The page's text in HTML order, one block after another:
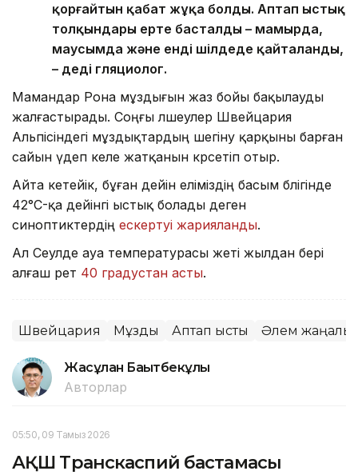
қорғайтын қабат жұқа болды. Аптап ыстық
толқындары ерте басталды – мамырда,
маусымда және енді шілдеде қайталанды,
– деді гляциолог.
Мамандар Рона мұздығын жаз бойы бақылауды
жалғастырады. Соңғы өлшеулер Швейцария
Альпісіндегі мұздықтардың шегіну қарқыны барған
сайын үдеп келе жатқанын көрсетіп отыр.
Айта кетейік, бұған дейін еліміздің басым бөлігінде
42°C-қа дейінгі ыстық болады деген
синоптиктердің ескертуі жарияланды.
Ал Сеулде ауа температурасы жеті жылдан бері
алғаш рет 40 градустан асты.
Швейцария Мұздық Аптап ыстық Әлем
Жасұлан Бақытбекұлы
Авторлар
05:50, 09 Тамыз 2026
АҚШ Транскаспий бастамасы